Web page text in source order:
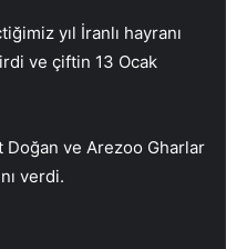
yıl İranlı hayranı
ve çiftin 13 Ocak
Doğan ve Arezoo Gharlar
verdi.